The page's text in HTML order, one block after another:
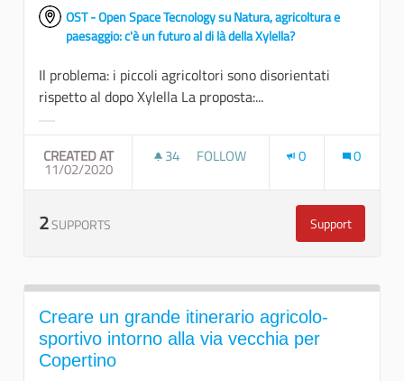
OST - Open Space Tecnology su Natura, agricoltura e
paesaggio: c'è un futuro al di là della Xylella?
Il problema: i piccoli agricoltori sono disorientati
rispetto al dopo Xylella La proposta:...
CREATED AT
11/02/2020
34 34 FOLLOWERS
FOLLOW 0 0
2SUPPORTS Support
Reimpianto
Creare un grande itinerario agricolo-
sportivo intorno alla via vecchia per
Copertino